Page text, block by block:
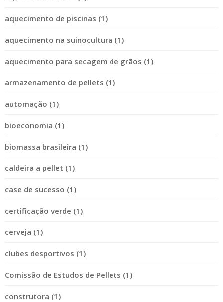
aquecimento de piscinas (1)
aquecimento na suinocultura (1)
aquecimento para secagem de grãos (1)
armazenamento de pellets (1)
automação (1)
bioeconomia (1)
biomassa brasileira (1)
caldeira a pellet (1)
case de sucesso (1)
certificação verde (1)
cerveja (1)
clubes desportivos (1)
Comissão de Estudos de Pellets (1)
construtora (1)